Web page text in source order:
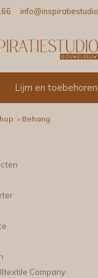
Lijm en toebehoren
» Behang
Company